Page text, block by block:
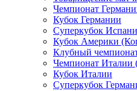
Чемпионат
Кубок Германии
Суперкубок
Кубок Америки
Клубный
Чемпионат Италии
Кубок Италии
Суперкубок